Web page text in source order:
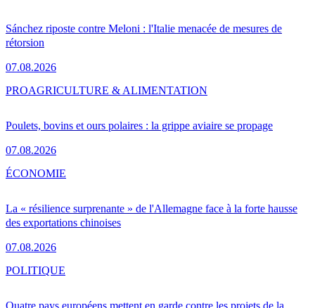
Sánchez riposte contre Meloni : l'Italie menacée de mesures de
rétorsion
07.08.2026
Poulets, bovins et ours polaires : la grippe aviaire se propage
07.08.2026
PROAGRICULTURE & ALIMENTATION
La « résilience surprenante » de l'Allemagne face à la forte hausse
des exportations chinoises
07.08.2026
ÉCONOMIE
Quatre pays européens mettent en garde contre les projets de la
POLITIQUE